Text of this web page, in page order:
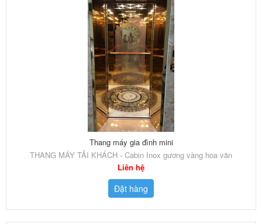
Thang máy gia đình mini
THANG MÁY TẢI KHÁCH - Cabin Inox gương vàng hoa văn
Liên hệ
Đặt hàng